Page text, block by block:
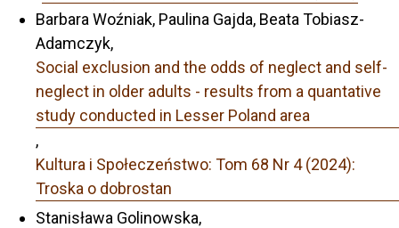
Barbara Woźniak, Paulina Gajda, Beata Tobiasz-
Adamczyk,
Social exclusion and the odds of neglect and self-
neglect in older adults - results from a quantative
study conducted in Lesser Poland area
,
Kultura i Społeczeństwo: Tom 68 Nr 4 (2024):
Troska o dobrostan
Stanisława Golinowska,